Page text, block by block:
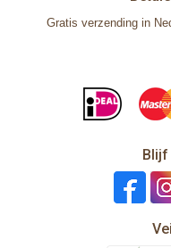
Gratis verzending in
Blijf